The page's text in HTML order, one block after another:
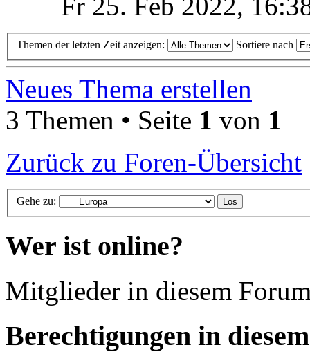
Fr 25. Feb 2022,
Themen der letzten Zeit anzeigen: Sortiere nach
Neues Thema erstellen
3 Themen • Seite 1 von 1
Zurück zu Foren-Übersicht
Gehe zu:
Wer ist online?
Mitglieder in diesem
Berechtigungen in